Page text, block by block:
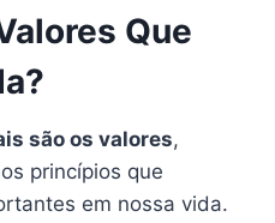
Que
são os valores,
princípios que
em nossa vida.